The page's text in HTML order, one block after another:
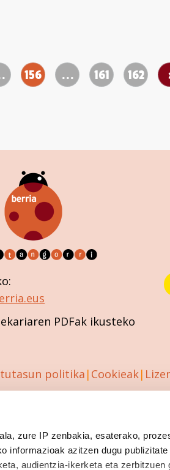
zure IP zenbakia, esaterako,
informazioak azitzen dugu publizitate
audientzia-ikerketa eta zerbitzuen
156 ... 161 162
PDFak ikusteko
politika Cookieak